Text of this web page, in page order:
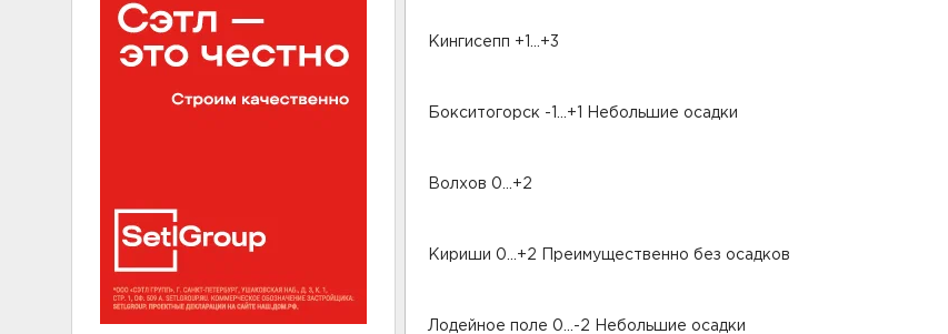
Кингисепп +1...+3
Бокситогорск -1...+1 Небольшие осадки
Волхов 0...+2
Кириши 0...+2 Преимущественно без осадков
Лодейное поле 0...-2 Небольшие осадки